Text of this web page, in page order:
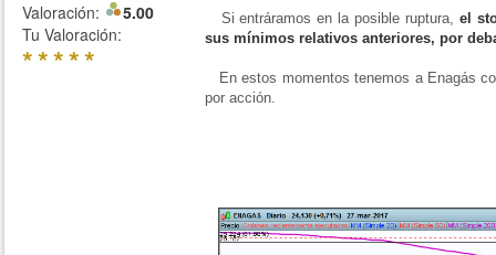
Valoración:
5.00
Tu Valoración:
*****
Si entráramos en la posible ruptura, el
sus mínimos relativos anteriores, por
En estos momentos tenemos a Enagás
por acción.